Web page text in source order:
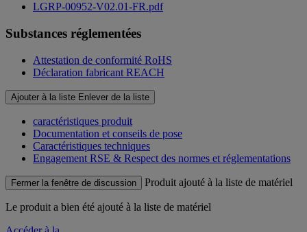
LGRP-00952-V02.01-FR.pdf
Substances réglementées
Attestation de conformité RoHS
Déclaration fabricant REACH
Ajouter à la liste Enlever de la liste
caractéristiques produit
Documentation et conseils de pose
Caractéristiques techniques
Engagement RSE & Respect des normes et réglementations
Fermer la fenêtre de discussion Produit ajouté à la liste de matériel
Le produit a bien été ajouté à la liste de matériel